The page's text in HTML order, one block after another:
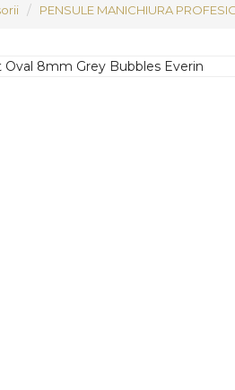
PENSULE MANICHIURA